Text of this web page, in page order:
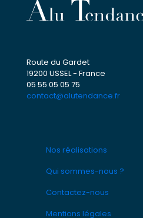
Route du Gardet
19200 USSEL - France
05 55 05 05 75
contact@alutendance.fr
Nos réalisations
Qui sommes-nous ?
Contactez-nous
Mentions légales